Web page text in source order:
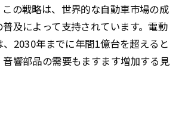
の戦略は、世界的な自動車市場の成
及によって支持されています。電動
2030年までに年間1億台を超えると
響部品の需要もますます増加する見